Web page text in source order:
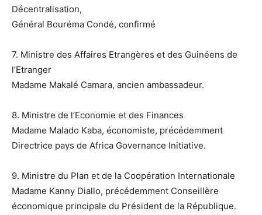
Décentralisation,
Général Bouréma Condé, confirmé
7. Ministre des Affaires Etrangères et des Guinéens de
l’Etranger
Madame Makalé Camara, ancien ambassadeur.
8. Ministre de l’Economie et des Finances
Madame Malado Kaba, économiste, précédemment
Directrice pays de Africa Governance Initiative.
9. Ministre du Plan et de la Coopération Internationale
Madame Kanny Diallo, précédemment Conseillère
économique principale du Président de la République.